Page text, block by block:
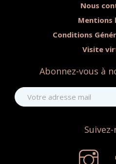
Nous
Mentions
Conditions
Visite
Abonnez-vous à